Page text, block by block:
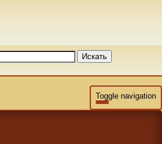
Искать
Toggle navigation